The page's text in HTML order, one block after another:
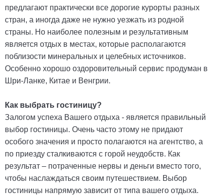
предлагают практически все дорогие курорты разных
стран, а иногда даже не нужно уезжать из родной
страны. Но наиболее полезным и результативным
является отдых в местах, которые располагаются
поблизости минеральных и целебных источников.
Особенно хорошо оздоровительный сервис продуман в
Шри-Ланке, Китае и Венгрии.
Как выбрать гостиницу?
Залогом успеха Вашего отдыха - является правильный
выбор гостиницы. Очень часто этому не придают
особого значения и просто полагаются на агентство, а
по приезду сталкиваются с горой неудобств. Как
результат – потраченные нервы и деньги вместо того,
чтобы наслаждаться своим путешествием. Выбор
гостиницы напрямую зависит от типа вашего отдыха.